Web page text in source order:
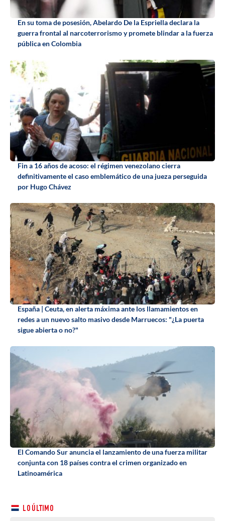
En su toma de posesión, Abelardo De la Espriella declara la
guerra frontal al narcoterrorismo y promete blindar a la fuerza
pública en Colombia
Fin a 16 años de acoso: el régimen venezolano cierra
definitivamente el caso emblemático de una jueza perseguida
por Hugo Chávez
España | Ceuta, en alerta máxima ante los llamamientos en
redes a un nuevo salto masivo desde Marruecos: "¿La puerta
sigue abierta o no?"
El Comando Sur anuncia el lanzamiento de una fuerza militar
conjunta con 18 países contra el crimen organizado en
Latinoamérica
LO ÚLTIMO